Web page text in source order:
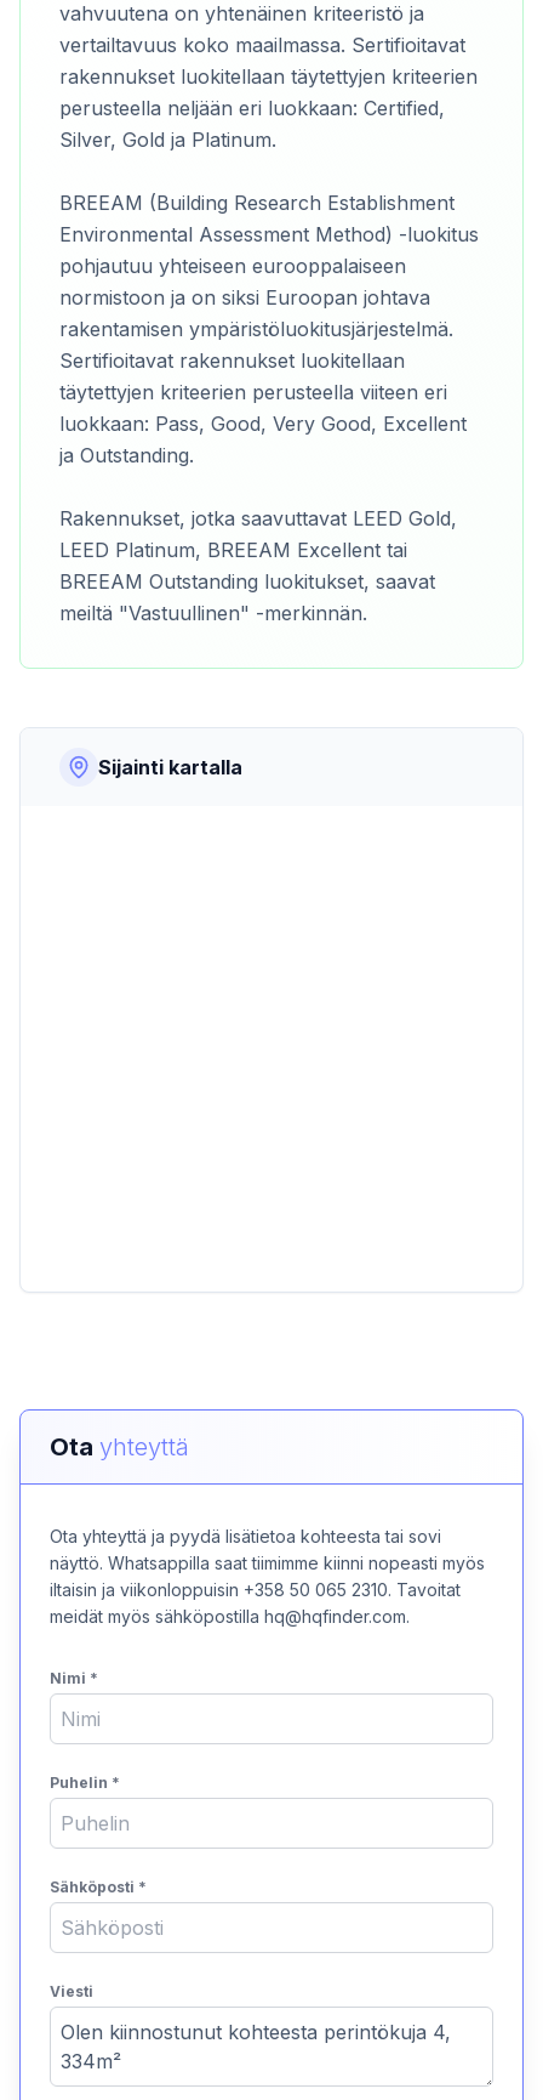
vahvuutena on yhtenäinen kriteeristö ja
vertailtavuus koko maailmassa. Sertifioitavat
rakennukset luokitellaan täytettyjen kriteerien
perusteella neljään eri luokkaan: Certified,
Silver, Gold ja Platinum.
BREEAM (Building Research Establishment
Environmental Assessment Method) -luokitus
pohjautuu yhteiseen eurooppalaiseen
normistoon ja on siksi Euroopan johtava
rakentamisen ympäristöluokitusjärjestelmä.
Sertifioitavat rakennukset luokitellaan
täytettyjen kriteerien perusteella viiteen eri
luokkaan: Pass, Good, Very Good, Excellent
ja Outstanding.
Rakennukset, jotka saavuttavat LEED Gold,
LEED Platinum, BREEAM Excellent tai
BREEAM Outstanding luokitukset, saavat
meiltä "Vastuullinen" -merkinnän.
Sijainti kartalla
Ota yhteyttä
Ota yhteyttä ja pyydä lisätietoa kohteesta tai sovi
näyttö. Whatsappilla saat tiimimme kiinni nopeasti myös
iltaisin ja viikonloppuisin +358 50 065 2310. Tavoitat
meidät myös sähköpostilla hq@hqfinder.com.
Nimi *
Puhelin *
Sähköposti *
Viesti